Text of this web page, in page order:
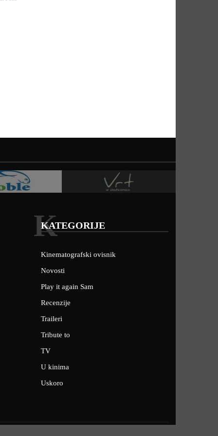
KATEGORIJE
K
Kinematografski ovisnik
Novosti
Play it again Sam
Recenzije
Traileri
Tribute to
TV
U kinima
Uskoro